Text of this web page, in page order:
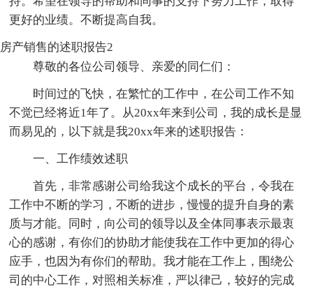
更好的业绩。不断提高自我。
房产销售的述职报告2
尊敬的各位公司领导、亲爱的同仁们：
时间过的飞快，在繁忙的工作中，在公司工作不知
不觉已经将近1年了。从20xx年来到公司，我的成长是显
而易见的，以下就是我20xx年来的述职报告：
一、工作绩效述职
首先，非常感谢公司给我这个成长的平台，令我在
工作中不断的学习，不断的进步，慢慢的提升自身的素
质与才能。同时，向公司的领导以及全体同事表示最衷
心的感谢，有你们的协助才能使我在工作中更加的得心
应手，也因为有你们的帮助。我才能在工作上，围绕公
司的中心工作，对照相关标准，严以律己，较好的完成